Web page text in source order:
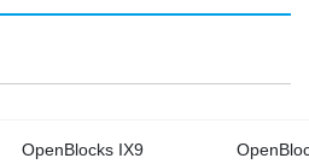
OpenBlocks IX9